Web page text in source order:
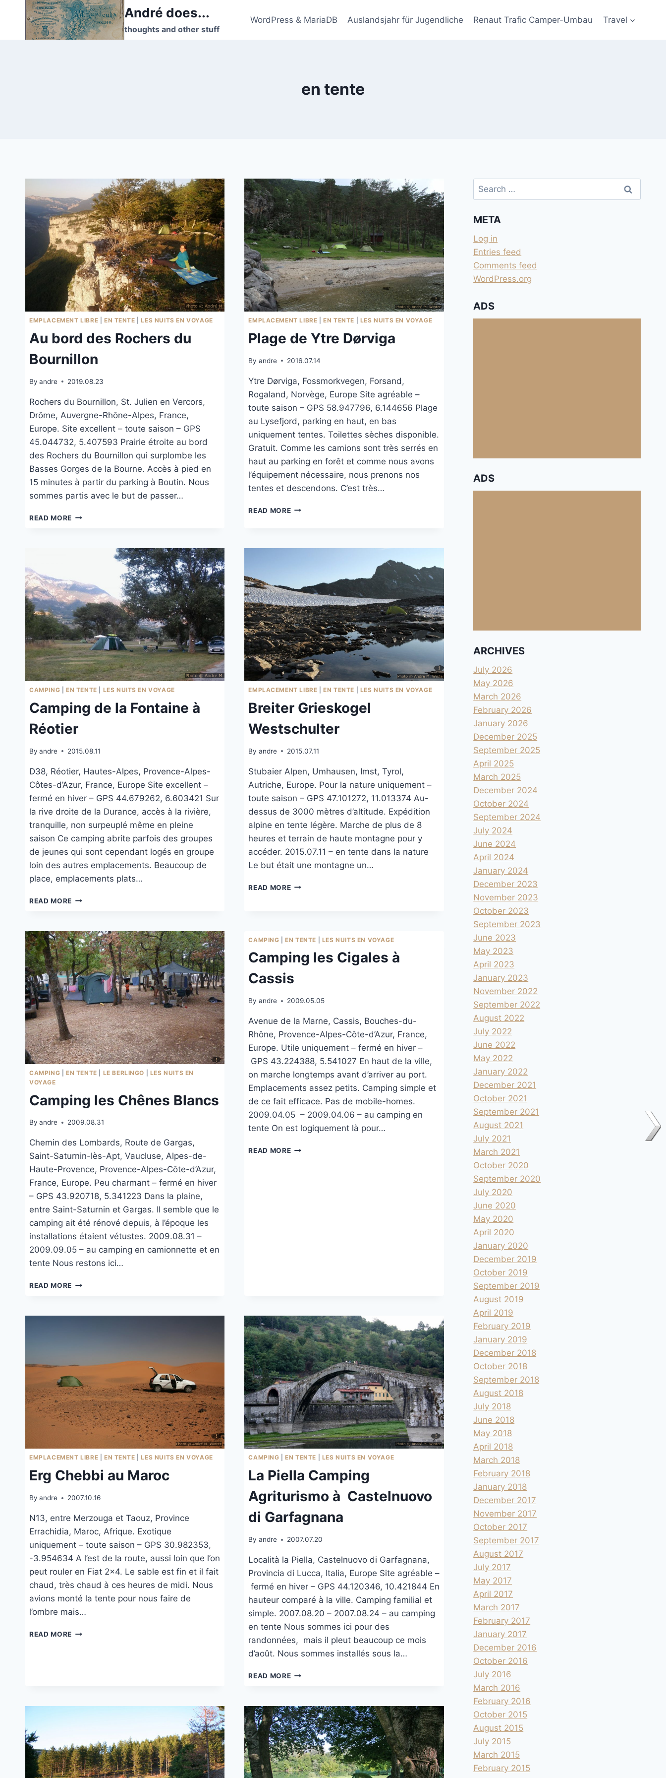
André does...
thoughts and other stuff
WordPress & MariaDB Auslandsjahr für Jugendliche Renaut Trafic Camper-Umbau Travel
en tente
EMPLACEMENT LIBRE EN TENTE |LES NUITS EN VOYAGE
Au bord des Rochers du
Bournillon
By andre 2019.08.23
Rochers du Bournillon, St. Julien en Vercors,
Drôme, Auvergne-Rhône-Alpes, France,
Europe. Site excellent – toute saison – GPS
45.044732, 5.407593 Prairie étroite au bord
des Rochers du Bournillon qui surplombe les
Basses Gorges de la Bourne. Accès à pied en
15 minutes à partir du parking à Boutin. Nous
sommes partis avec le but de passer…
READ MORE AU
EMPLACEMENT LIBRE |EN TENTE LES NUITS EN VOYAGE
Plage de Ytre Dørviga
By andre 2016.07.14
Ytre Dørviga, Fossmorkvegen, Forsand,
Rogaland, Norvège, Europe Site agréable –
toute saison – GPS 58.947796, 6.144656 Plage
au Lysefjord, parking en haut, en bas
uniquement tentes. Toilettes sèches disponible.
Gratuit. Comme les camions sont très serrés en
haut au parking en forêt et comme nous avons
l’équipement nécessaire, nous prenons nos
tentes et descendons. C’est très…
READ MOREPLAGE
CAMPING EN TENTE LES NUITS EN VOYAGE
Camping de la Fontaine à
Réotier
By andre 2015.08.11
D38, Réotier, Hautes-Alpes, Provence-Alpes-
Côtes-d’Azur, France, Europe Site excellent –
fermé en hiver – GPS 44.679262, 6.603421 Sur
la rive droite de la Durance, accès à la rivière,
tranquille, non surpeuplé même en pleine
saison Ce camping abrite parfois des groupes
de jeunes qui sont cependant logés en groupe
loin des autres emplacements. Beaucoup de
place, emplacements plats…
READ MORE CAMPING
FONTAINE
À
RÉOTIER
EMPLACEMENT LIBRE |EN TENTE LES NUITS EN VOYAGE
Breiter Grieskogel
Westschulter
By andre 2015.07.11
Stubaier Alpen, Umhausen, Imst, Tyrol,
Autriche, Europe. Pour la nature uniquement –
toute saison – GPS 47.101272, 11.013374 Au-
dessus de 3000 mètres d’altitude. Expédition
alpine en tente légère. Marche de plus de 8
heures et terrain de haute montagne pour y
accéder. 2015.07.11 – en tente dans la nature
Le but était une montagne un…
READ MOREBREITER
CAMPING EN TENTE LE BERLINGO
LES NUITS EN
VOYAGE
Camping les Chênes Blancs
By andre 2009.08.31
Chemin des Lombards, Route de Gargas,
Saint-Saturnin-lès-Apt, Vaucluse, Alpes-de-
Haute-Provence, Provence-Alpes-Côte-d’Azur,
France, Europe. Peu charmant – fermé en hiver
– GPS 43.920718, 5.341223 Dans la plaine,
entre Saint-Saturnin et Gargas. Il semble que le
camping ait été rénové depuis, à l’époque les
installations étaient vétustes. 2009.08.31 –
2009.09.05 – au camping en camionnette et en
tente Nous restons ici…
READ MORE CAMPING
BLANCS
CAMPING |EN TENTE LES NUITS EN VOYAGE
Camping les Cigales à
Cassis
By andre 2009.05.05
Avenue de la Marne, Cassis, Bouches-du-
Rhône, Provence-Alpes-Côte-d’Azur, France,
Europe. Utile uniquement – fermé en hiver –
GPS 43.224388, 5.541027 En haut de la ville,
on marche longtemps avant d’arriver au port.
Emplacements assez petits. Camping simple et
de ce fait efficace. Pas de mobile-homes.
2009.04.05 – 2009.04.06 – au camping en
tente On est logiquement là pour…
READ MORECAMPING LES
EMPLACEMENT LIBRE EN TENTE |LES NUITS EN VOYAGE
Erg Chebbi au Maroc
By andre 2007.10.16
N13, entre Merzouga et Taouz, Province
Errachidia, Maroc, Afrique. Exotique
uniquement – toute saison – GPS 30.982353,
-3.954634 A l’est de la route, aussi loin que l’on
peut rouler en Fiat 2×4. Le sable est fin et il fait
chaud, très chaud à ces heures de midi. Nous
avions monté la tente pour nous faire de
l’ombre mais…
READ MORE ERG
CAMPING |EN TENTE LES NUITS EN VOYAGE
La Piella Camping
Agriturismo à Castelnuovo
di Garfagnana
By andre 2007.07.20
Località la Piella, Castelnuovo di Garfagnana,
Provincia di Lucca, Italia, Europe Site agréable –
fermé en hiver – GPS 44.120346, 10.421844 En
hauteur comparé à la ville. Camping familial et
simple. 2007.08.20 – 2007.08.24 – au camping
en tente Nous sommes ici pour des
randonnées, mais il pleut beaucoup ce mois
d’août. Nous sommes installés sous la…
READ MORELA
AGRITURISMO
À
CASTELNUOVO
DI
GARFAGNANA
Search
for:
META
Log in
Entries feed
Comments feed
WordPress.org
ADS
ADS
ARCHIVES
July 2026
May 2026
March 2026
February 2026
January 2026
December 2025
September 2025
April 2025
March 2025
December 2024
October 2024
September 2024
July 2024
June 2024
April 2024
January 2024
December 2023
November 2023
October 2023
September 2023
June 2023
May 2023
April 2023
January 2023
November 2022
September 2022
August 2022
July 2022
June 2022
May 2022
January 2022
December 2021
October 2021
September 2021
August 2021
July 2021
March 2021
October 2020
September 2020
July 2020
June 2020
May 2020
April 2020
January 2020
December 2019
October 2019
September 2019
August 2019
April 2019
February 2019
January 2019
December 2018
October 2018
September 2018
August 2018
July 2018
June 2018
May 2018
April 2018
March 2018
February 2018
January 2018
December 2017
November 2017
October 2017
September 2017
August 2017
July 2017
May 2017
April 2017
March 2017
February 2017
January 2017
December 2016
October 2016
July 2016
March 2016
February 2016
October 2015
August 2015
July 2015
March 2015
February 2015